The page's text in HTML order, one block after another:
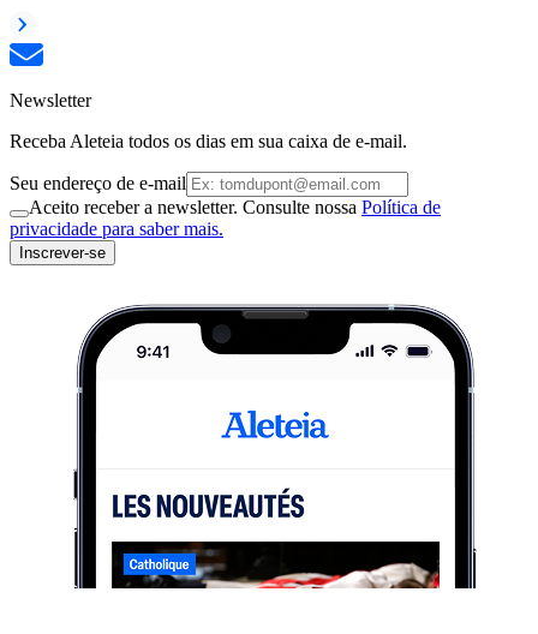
Newsletter
Receba Aleteia todos os dias em sua caixa de e-mail.
Seu endereço de e-mail
Aceito receber a newsletter. Consulte nossa Política de
privacidade para saber mais.
Inscrever-se